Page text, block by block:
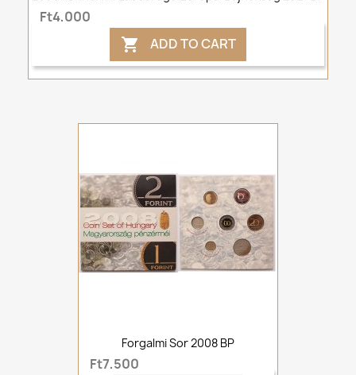
Ft4,000
 ADD TO CART
Forgalmi Sor 2008 BP
Ft7,500